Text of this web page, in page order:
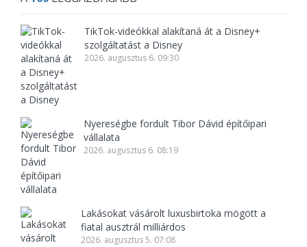
TikTok-videókkal alakítaná át a Disney+
szolgáltatást a Disney
2026. augusztus 6. 09:30
Nyereségbe fordult Tibor Dávid építőipari
vállalata
2026. augusztus 6. 08:19
Lakásokat vásárolt luxusbirtoka mögött a
fiatal ausztrál milliárdos
2026. augusztus 5. 07:08